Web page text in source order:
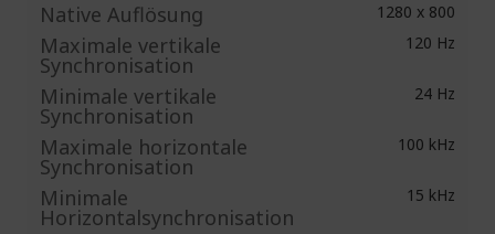
Native Auflösung 1280 x 800
Maximale vertikale
Synchronisation
120 Hz
Minimale vertikale
Synchronisation
24 Hz
Maximale horizontale
Synchronisation
100 kHz
Minimale
Horizontalsynchronisation
15 kHz